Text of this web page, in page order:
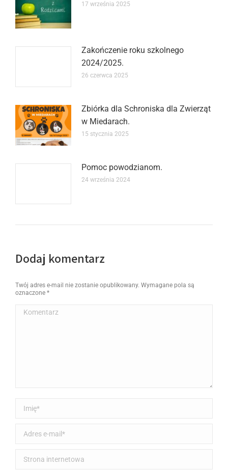
17 września 2025
Zakończenie roku szkolnego
2024/2025.
26 czerwca 2025
Zbiórka dla Schroniska dla Zwierząt
w Miedarach.
15 stycznia 2025
Pomoc powodzianom.
24 września 2024
Dodaj komentarz
Twój adres e-mail nie zostanie opublikowany. Wymagane pola są
oznaczone *
Komentarz
Imię *
Adres e-mail *
Strona internetowa